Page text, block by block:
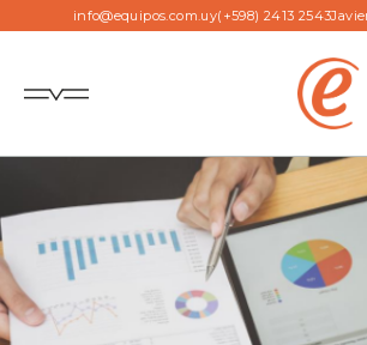
info@equipos.com.uy(+598) 2413 2543